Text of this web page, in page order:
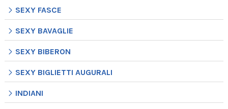
SEXY FASCE
SEXY BAVAGLIE
SEXY BIBERON
SEXY BIGLIETTI AUGURALI
INDIANI